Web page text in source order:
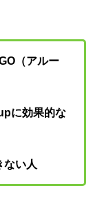
（アルー
に効果的な
ない人